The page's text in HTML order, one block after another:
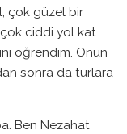
çok güzel bir
ciddi yol kat
öğrendim. Onun
sonra da turlara
Ben Nezahat